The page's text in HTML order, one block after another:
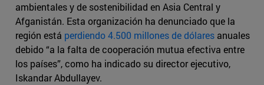
ambientales y de sostenibilidad en Asia Central y
Afganistán. Esta organización ha denunciado que la
región está perdiendo 4.500 millones de dólares anuales
debido “a la falta de cooperación mutua efectiva entre
los países”, como ha indicado su director ejecutivo,
Iskandar Abdullayev.